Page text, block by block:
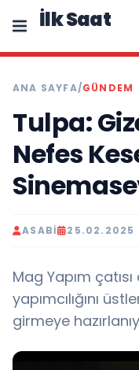
İlk Saat
ANA SAYFA/GÜNDEM
Tulpa:
Nefes
ASABI 25.02.2025
Mag Yapım
yapımcılığını
girmeye